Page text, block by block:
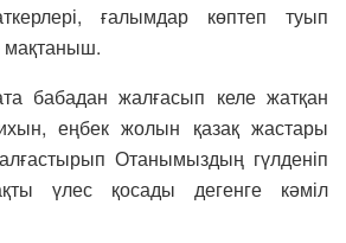
ғалымдар көптеп туып
мақтаныш.
бабадан жалғасып келе жатқан
еңбек жолын қазақ жастары
Отанымыздың гүлденіп
үлес қосады дегенге кәміл